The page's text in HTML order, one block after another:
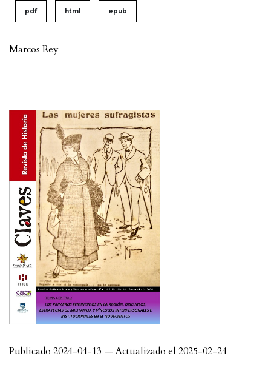
pdf html epub
Marcos Rey
Publicado 2024-04-13 — Actualizado el 2025-02-24